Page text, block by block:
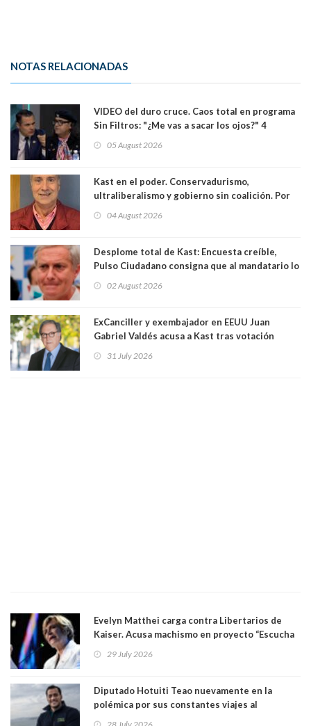
NOTAS RELACIONADAS
VIDEO del duro cruce. Caos total en programa
Sin Filtros: "¿Me vas a sacar los ojos?" 4
excarabinero que dejó ciego a Gustavo Gatica:
05 August 2026
Kast en el poder. Conservadurismo,
ultraliberalismo y gobierno sin coalición. Por
04 August 2026
Desplome total de Kast: Encuesta creíble,
Pulso Ciudadano consigna que al mandatario lo
sacó en primera vuelta. Rechazo es de 58.9% y
64.8%
02 August 2026
ExCanciller y exembajador en EEUU Juan
Gabriel Valdés acusa a Kast tras votación
"Si hay una persona responsable es él"
31 July 2026
Evelyn Matthei carga contra Libertarios de
Kaiser. Acusa machismo en proyecto “Escucha
"¿Cómo puede haber alguien tan enfermo del
29 July 2026
Diputado Hotuiti Teao nuevamente en la
polémica por sus constantes viajes al